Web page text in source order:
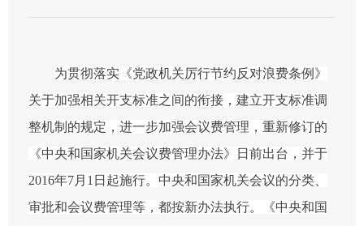
为贯彻落实《党政机关厉行节约反对浪费条例》
关于加强相关开支标准之间的衔接，建立开支标准调
整机制的规定，进一步加强会议费管理，重新修订的
《中央和国家机关会议费管理办法》日前出台，并于
2016年7月 1 日起施行。中央和国家机关会议的分类、
审批和会议费管理等，都按新办法执行。《中央和国